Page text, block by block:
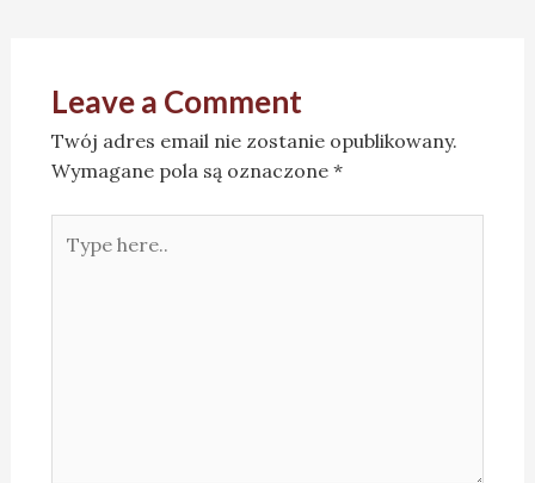
Leave a Comment
Twój adres email nie zostanie opublikowany.
Wymagane pola są oznaczone *